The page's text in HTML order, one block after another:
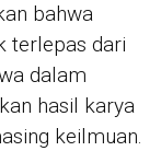
bahwa
terlepas dari
dalam
hasil karya
keilmuan.